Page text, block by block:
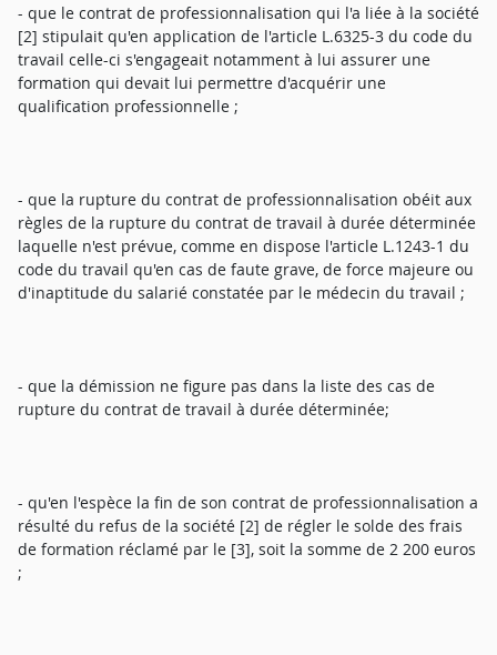
- que le contrat de professionnalisation qui l'a liée à la société
[2] stipulait qu'en application de l'article L.6325-3 du code du
travail celle-ci s'engageait notamment à lui assurer une
formation qui devait lui permettre d'acquérir une
qualification professionnelle ;
- que la rupture du contrat de professionnalisation obéit aux
règles de la rupture du contrat de travail à durée déterminée
laquelle n'est prévue, comme en dispose l'article L.1243-1 du
code du travail qu'en cas de faute grave, de force majeure ou
d'inaptitude du salarié constatée par le médecin du travail ;
- que la démission ne figure pas dans la liste des cas de
rupture du contrat de travail à durée déterminée;
- qu'en l'espèce la fin de son contrat de professionnalisation a
résulté du refus de la société [2] de régler le solde des frais
de formation réclamé par le [3], soit la somme de 2 200 euros
;